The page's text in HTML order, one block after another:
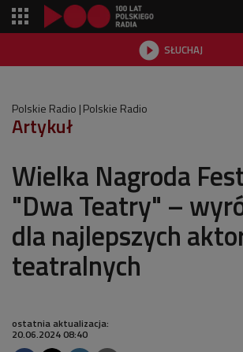
 SŁUCHAJ
Polskie Radio Polskie Radio
Artykuł
Wielka Nagroda
"Dwa Teatry" –
dla najlepszych
teatralnych
ostatnia aktualizacja:
20.06.2024 08:40